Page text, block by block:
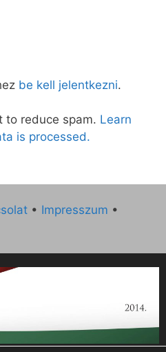
be kell jelentkezni.
to reduce spam. Learn
is processed.
• Impresszum •